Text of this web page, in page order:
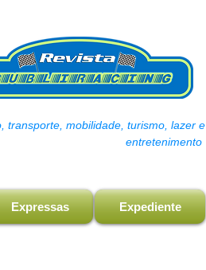
transporte, mobilidade, turismo, lazer e
entretenimento
Expressas Expediente